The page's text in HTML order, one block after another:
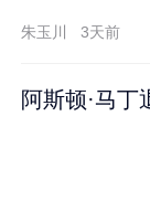
朱玉川 3天前
阿斯顿·马